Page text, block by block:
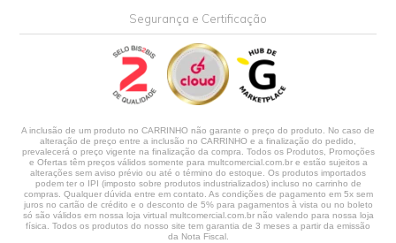
Segurança e Certificação
A inclusão de um produto no CARRINHO não garante o preço do produto. No caso de
alteração de preço entre a inclusão no CARRINHO e a finalização do pedido,
prevalecerá o preço vigente na finalização da compra. Todos os Produtos, Promoções
e Ofertas têm preços válidos somente para multcomercial.com.br e estão sujeitos a
alterações sem aviso prévio ou até o término do estoque. Os produtos importados
podem ter o IPI (imposto sobre produtos industrializados) incluso no carrinho de
compras. Qualquer dúvida entre em contato. As condições de pagamento em 5x sem
juros no cartão de crédito e o desconto de 5% para pagamentos à vista ou no boleto
só são válidos em nossa loja virtual multcomercial.com.br não valendo para nossa loja
física. Todos os produtos do nosso site tem garantia de 3 meses a partir da emissão
da Nota Fiscal.